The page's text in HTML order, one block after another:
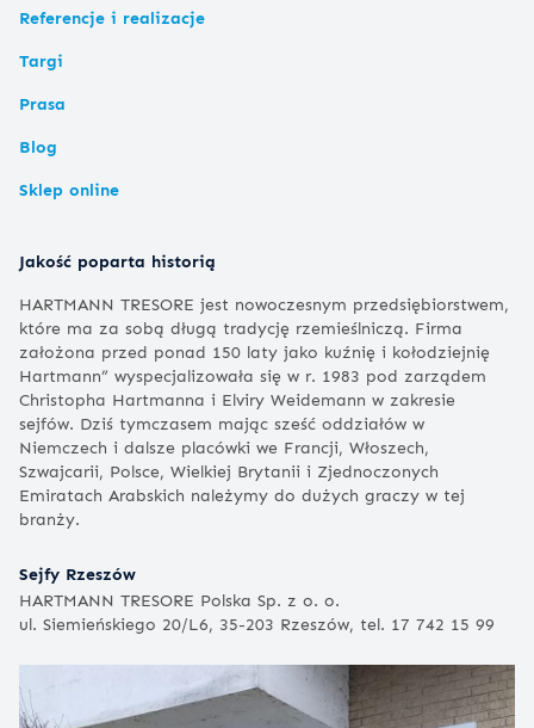
Referencje i realizacje
Targi
Prasa
Blog
Sklep online
Jakość poparta historią
HARTMANN TRESORE jest nowoczesnym przedsiębiorstwem,
które ma za sobą długą tradycję rzemieślniczą. Firma
założona przed ponad 150 laty jako kuźnię i kołodziejnię
Hartmann” wyspecjalizowała się w r. 1983 pod zarządem
Christopha Hartmanna i Elviry Weidemann w zakresie
sejfów. Dziś tymczasem mając sześć oddziałów w
Niemczech i dalsze placówki we Francji, Włoszech,
Szwajcarii, Polsce, Wielkiej Brytanii i Zjednoczonych
Emiratach Arabskich należymy do dużych graczy w tej
branży.
Sejfy Rzeszów
HARTMANN TRESORE Polska Sp. z o. o.
ul. Siemieńskiego 20/L6, 35-203 Rzeszów, tel. 17 742 15 99